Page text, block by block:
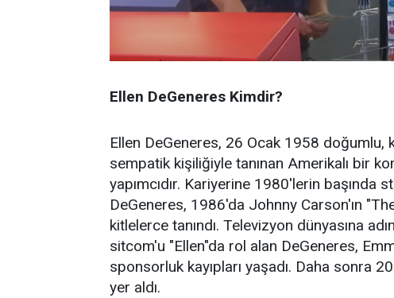
Ellen DeGeneres Kimdir?
Ellen DeGeneres, 26 Ocak 1958 doğumlu,
sempatik kişiliğiyle tanınan Amerikalı bir
yapımcıdır. Kariyerine 1980'lerin başında
DeGeneres, 1986'da Johnny Carson'ın
kitlelerce tanındı. Televizyon dünyasına
sitcom'u "Ellen"da rol alan DeGeneres,
sponsorluk kayıpları yaşadı. Daha sonra
yer aldı.